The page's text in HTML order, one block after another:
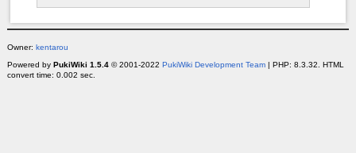
Owner: kentarou
Powered by PukiWiki 1.5.4© 2001-2022 PukiWiki Development Team| PHP: 8.3.32. HTML
convert time: 0.002 sec.